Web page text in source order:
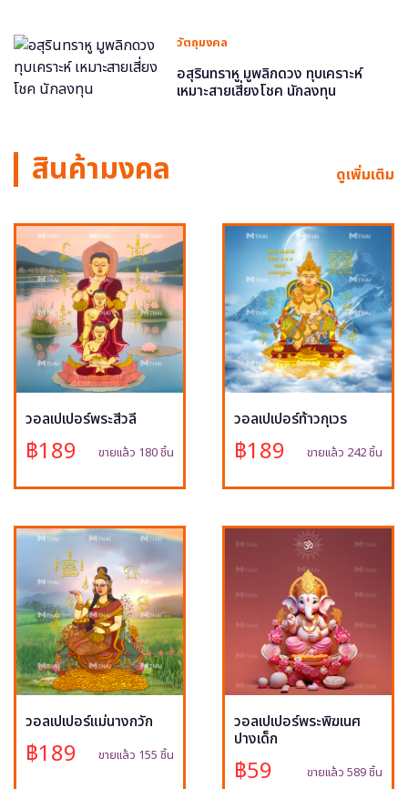
วัตถุมงคล
อสุรินทราหู มูพลิกดวง ทุบเคราะห์
เหมาะสายเสี่ยงโชค นักลงทุน
สินค้ามงคล ดูเพิ่มเติม
วอลเปเปอร์พระสีวลี
฿189 ขายแล้ว 180 ชิ้น
วอลเปเปอร์ท้าวกุเวร
฿189 ขายแล้ว 242 ชิ้น
วอลเปเปอร์แม่นางกวัก
฿189 ขายแล้ว 155 ชิ้น
วอลเปเปอร์พระพิฆเนศ
ปางเด็ก
฿59 ขายแล้ว 589 ชิ้น